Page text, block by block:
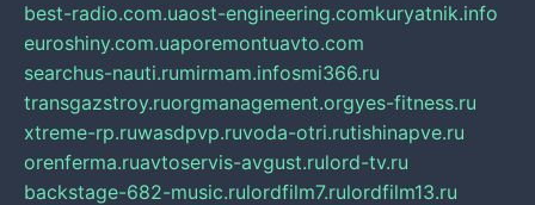
best-radio.com.uaost-engineering.comkuryatnik.info
euroshiny.com.uaporemontuavto.com
searchus-nauti.rumirmam.infosmi366.ru
transgazstroy.ruorgmanagement.orgyes-fitness.ru
xtreme-rp.ruwasdpvp.ruvoda-otri.rutishinapve.ru
orenferma.ruavtoservis-avgust.rulord-tv.ru
backstage-682-music.rulordfilm7.rulordfilm13.ru